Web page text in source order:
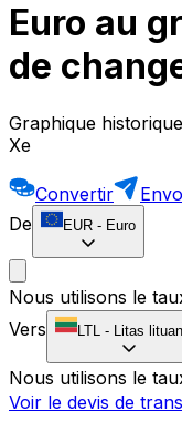
Euro au
de
Graphique
Xe
Convertir
De
EUR - Euro
Nous utilisons le
Vers
LTL - Litas
Nous utilisons le
Voir le devis de